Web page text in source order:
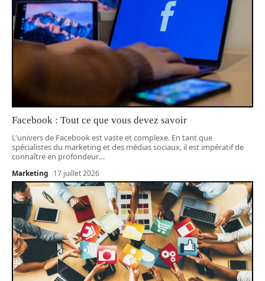
Facebook : Tout ce que vous devez savoir
L'univers de Facebook est vaste et complexe. En tant que
spécialistes du marketing et des médias sociaux, il est impératif de
connaître en profondeur…
Marketing 17 juillet 2026